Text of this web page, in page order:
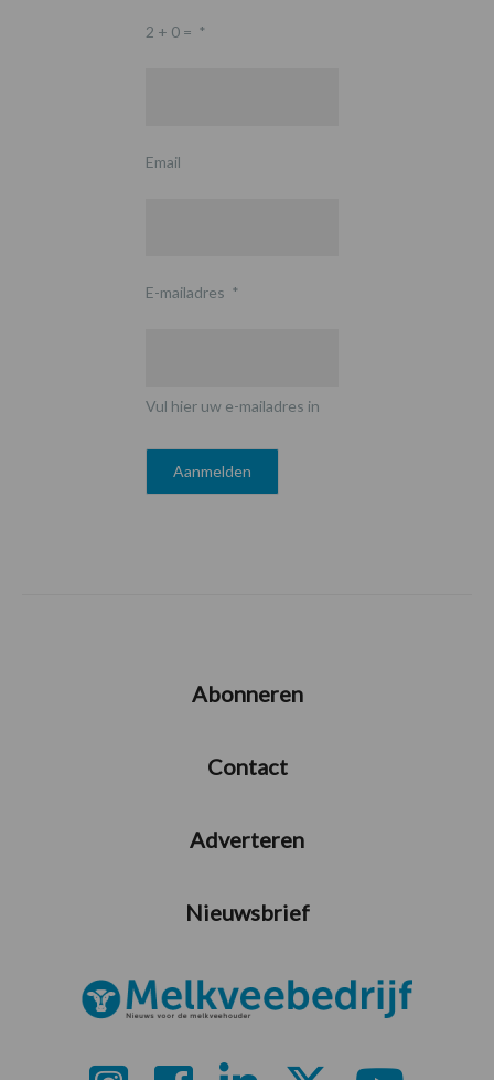
2 + 0 = *
Email
E-mailadres *
Vul hier uw e-mailadres in
Abonneren
Contact
Adverteren
Nieuwsbrief